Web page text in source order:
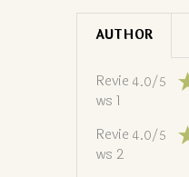
AUTHOR
4.0/5
Revie
ws 1
4.0/5
Revie
ws 2